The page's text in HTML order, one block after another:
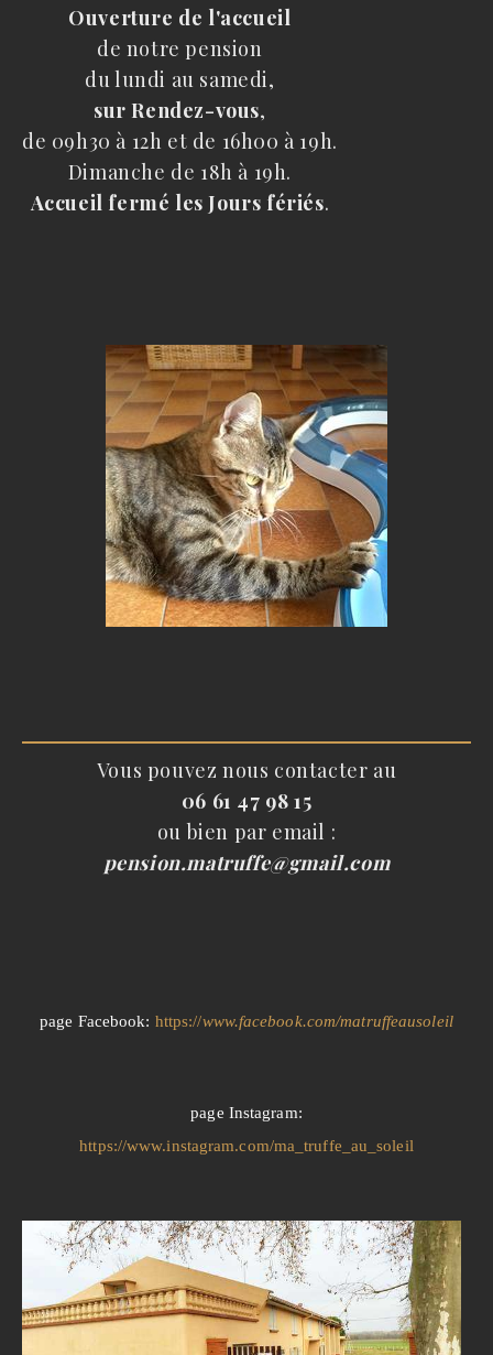
Ouverture de l'accueil
de notre pension
du lundi au samedi,
sur Rendez-vous,
de 09h30 à 12h et de 16h00 à 19h.
Dimanche de 18h à 19h.
Accueil fermé les Jours fériés.
Vous pouvez nous contacter au
06 61 47 98 15
ou bien par email :
pension.matruffe@gmail.com
page Facebook: https://www.facebook.com/matruffeausoleil
page Instagram:
https://www.instagram.com/ma_truffe_au_soleil